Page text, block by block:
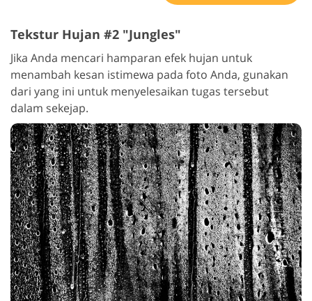
Tekstur Hujan #2 "Jungles"
Jika Anda mencari hamparan efek hujan untuk
menambah kesan istimewa pada foto Anda, gunakan
dari yang ini untuk menyelesaikan tugas tersebut
dalam sekejap.